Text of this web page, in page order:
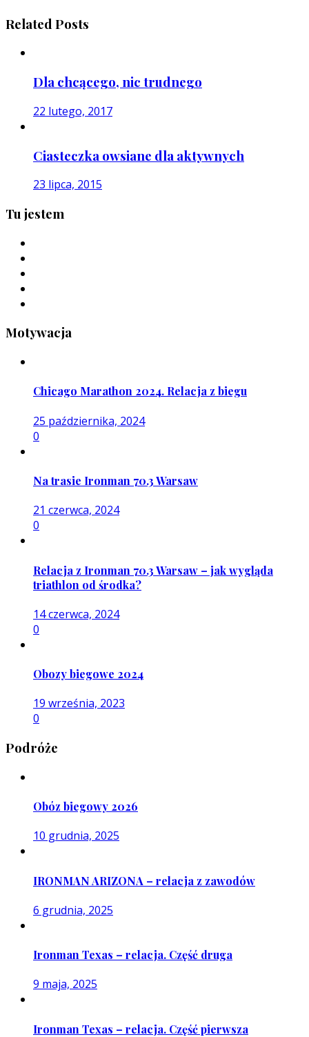
Related Posts
Dla chcącego, nic trudnego
22 lutego, 2017
Ciasteczka owsiane dla aktywnych
23 lipca, 2015
Tu jestem
Motywacja
Chicago Marathon 2024. Relacja z biegu
25 października, 2024
0
Na trasie Ironman 70.3 Warsaw
21 czerwca, 2024
0
Relacja z Ironman 70.3 Warsaw – jak wygląda
triathlon od środka?
14 czerwca, 2024
0
Obozy biegowe 2024
19 września, 2023
0
Podróże
Obóz biegowy 2026
10 grudnia, 2025
IRONMAN ARIZONA – relacja z zawodów
6 grudnia, 2025
Ironman Texas – relacja. Część druga
9 maja, 2025
Ironman Texas – relacja. Część pierwsza